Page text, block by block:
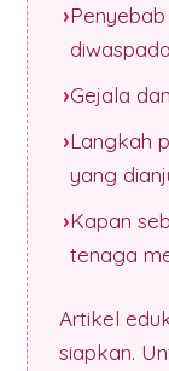
Gejala
Langkah
yang
Kapan
tenaga
Artikel
siapkan.